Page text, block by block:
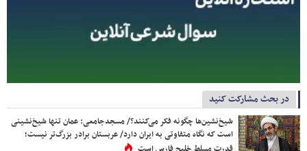
در بحث مشارکت کنید
شیخ‌نشین‌ها چگونه فکر می‌کنند؟/ مسجدجامعی: عمان تنها شیخ‌نشینی
است که نگاه متفاوتی به ایران دارد/ عربستان برادر بزرگ‌تر نیست؛